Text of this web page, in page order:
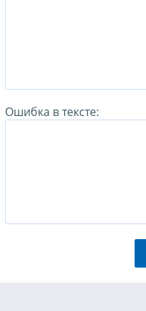
Ошибка в тексте: